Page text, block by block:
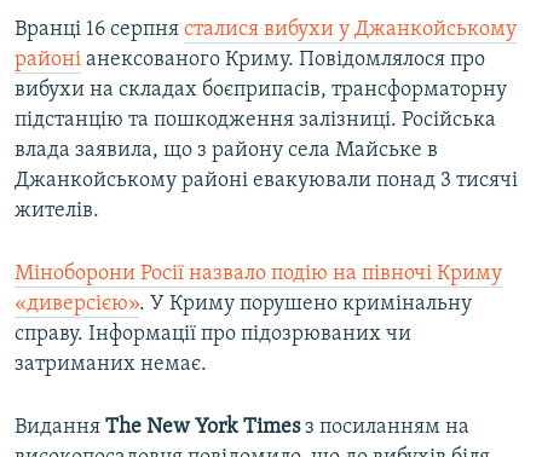
Вранці 16 серпня сталися вибухи у Джанкойському
районі анексованого Криму. Повідомлялося про
вибухи на складах боєприпасів, трансформаторну
підстанцію та пошкодження залізниці. Російська
влада заявила, що з району села Майське в
Джанкойському районі евакуювали понад 3 тисячі
жителів.
Міноборони Росії назвало подію на півночі Криму
«диверсією». У Криму порушено кримінальну
справу. Інформації про підозрюваних чи
затриманих немає.
Видання The New York Timesз посиланням на